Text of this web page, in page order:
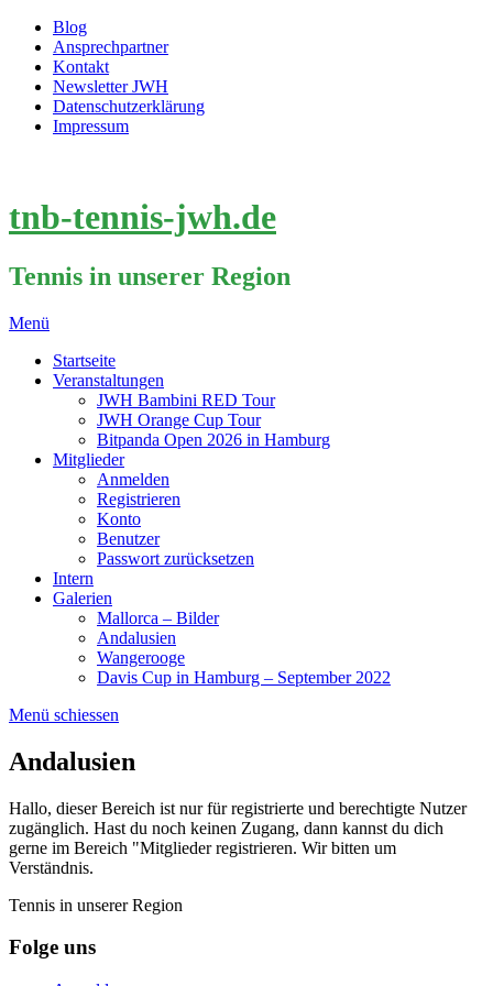
Blog
Ansprechpartner
Kontakt
Newsletter JWH
Datenschutzerklärung
Impressum
tnb-tennis-jwh.de
Tennis in unserer Region
Menü
Startseite
Veranstaltungen
JWH Bambini RED Tour
JWH Orange Cup Tour
Bitpanda Open 2026 in Hamburg
Mitglieder
Anmelden
Registrieren
Konto
Benutzer
Passwort zurücksetzen
Intern
Galerien
Mallorca – Bilder
Andalusien
Wangerooge
Davis Cup in Hamburg – September 2022
Menü schiessen
Andalusien
Hallo, dieser Bereich ist nur für registrierte und berechtigte Nutzer
zugänglich. Hast du noch keinen Zugang, dann kannst du dich
gerne im Bereich "Mitglieder registrieren. Wir bitten um
Verständnis.
Tennis in unserer Region
Folge uns